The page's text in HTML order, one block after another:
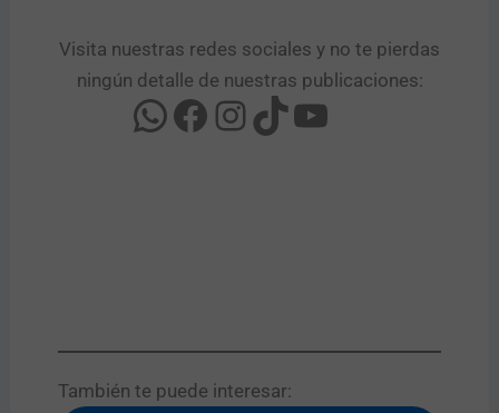
Visita nuestras redes sociales y no te pierdas
ningún detalle de nuestras publicaciones:
También te puede interesar:​